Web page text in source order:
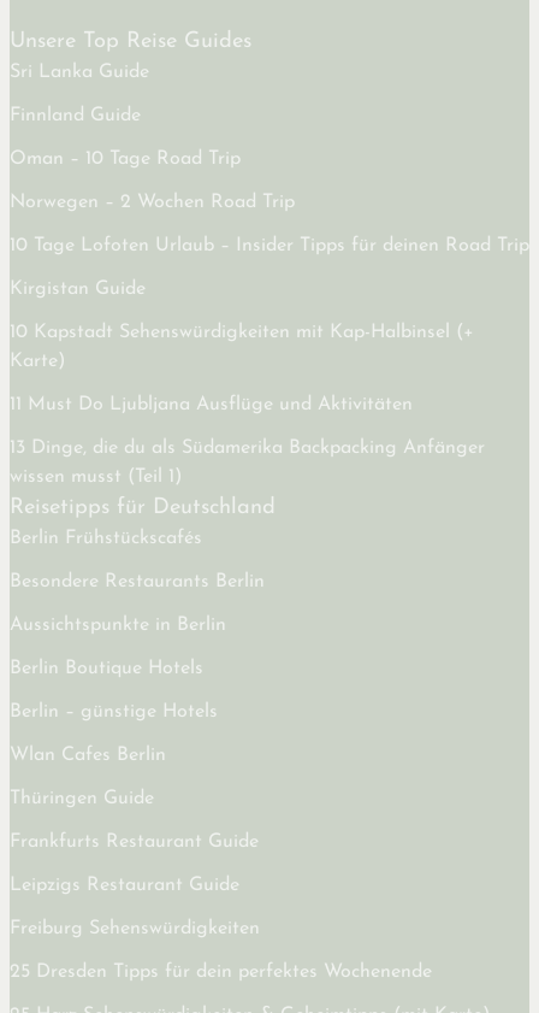
Unsere Top Reise Guides
Sri Lanka Guide
Finnland Guide
Oman – 10 Tage Road Trip
Norwegen – 2 Wochen Road Trip
10 Tage Lofoten Urlaub – Insider Tipps für deinen Road Trip
Kirgistan Guide
10 Kapstadt Sehenswürdigkeiten mit Kap-Halbinsel (+
Karte)
11 Must Do Ljubljana Ausflüge und Aktivitäten
13 Dinge, die du als Südamerika Backpacking Anfänger
wissen musst (Teil 1)
Reisetipps für Deutschland
Berlin Frühstückscafés
Besondere Restaurants Berlin
Aussichtspunkte in Berlin
Berlin Boutique Hotels
Berlin – günstige Hotels
Wlan Cafes Berlin
Thüringen Guide
Frankfurts Restaurant Guide
Leipzigs Restaurant Guide
Freiburg Sehenswürdigkeiten
25 Dresden Tipps für dein perfektes Wochenende